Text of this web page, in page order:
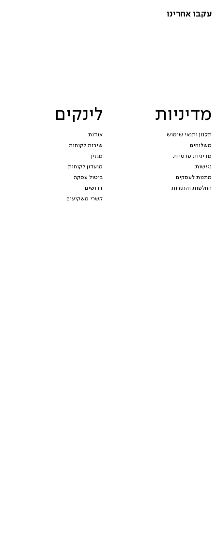
מדיניות
תקנון ותנאי שימוש
משלוחים
מדיניות פרטיות
נגישות
מתנות לעסקים
החלפות והחזרות
לינקים
אודות
שירות לקוחות
מגזין
מועדון לקוחות
ביטול עסקה
דרושים
קשרי משקיעים
עקבו אחרינו